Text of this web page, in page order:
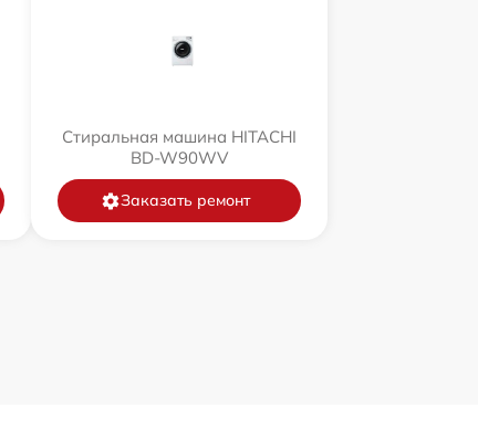
Стиральная машина HITACHI
BD-W90WV
Заказать ремонт